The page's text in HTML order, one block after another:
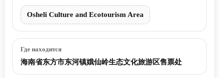
Osheli Culture and Ecotourism Area
Где находится
海南省东方市东河镇娥仙岭生态文化旅游区售票处